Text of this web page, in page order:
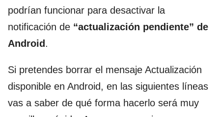
podrían funcionar para desactivar la
notificación de “actualización pendiente” de
Android .
Si pretendes borrar el mensaje Actualización
disponible en Android, en las siguientes líneas
vas a saber de qué forma hacerlo será muy